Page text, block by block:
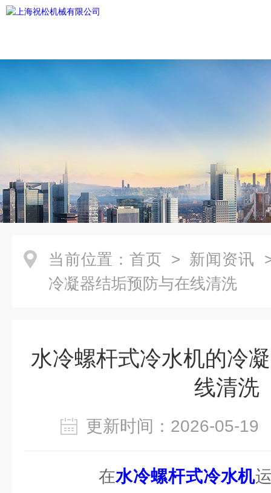
当前位置： 首页 > 新闻资讯
冷凝器结垢预防与在线清洗
水冷螺杆式冷水机的冷
线清洗
更新时间：2026-05-
在水冷螺杆式冷水机